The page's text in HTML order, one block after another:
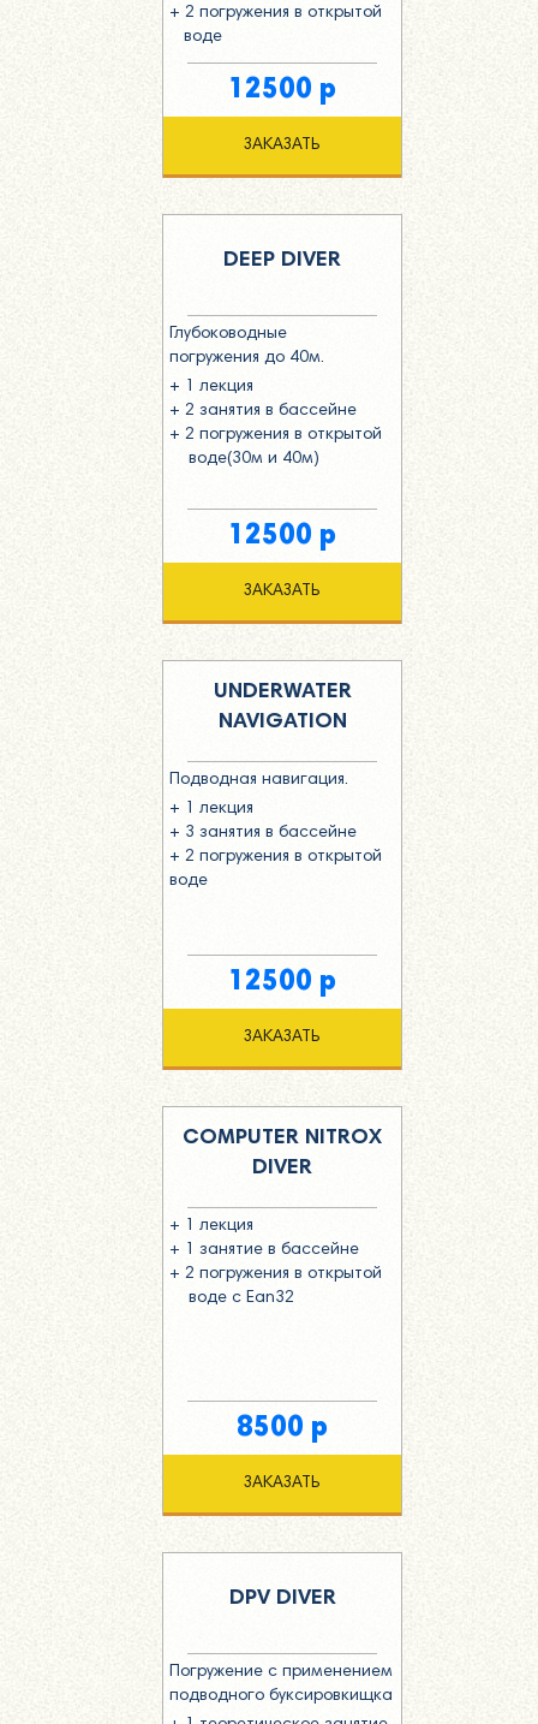
+ 2 погружения в открытой
воде
12500 р
ЗАКАЗАТЬ
DEEP DIVER
Глубоководные
погружения до 40м.
+ 1 лекция
+ 2 занятия в бассейне
+ 2 погружения в открытой
воде(30м и 40м)
12500 р
ЗАКАЗАТЬ
UNDERWATER
NAVIGATION
Подводная навигация.
+ 1 лекция
+ 3 занятия в бассейне
+ 2 погружения в открытой
воде
12500 р
ЗАКАЗАТЬ
COMPUTER NITROX
DIVER
+ 1 лекция
+ 1 занятие в бассейне
+ 2 погружения в открытой
воде с Ean32
8500 р
ЗАКАЗАТЬ
DPV DIVER
Погружение с применением
подводного буксировкищка